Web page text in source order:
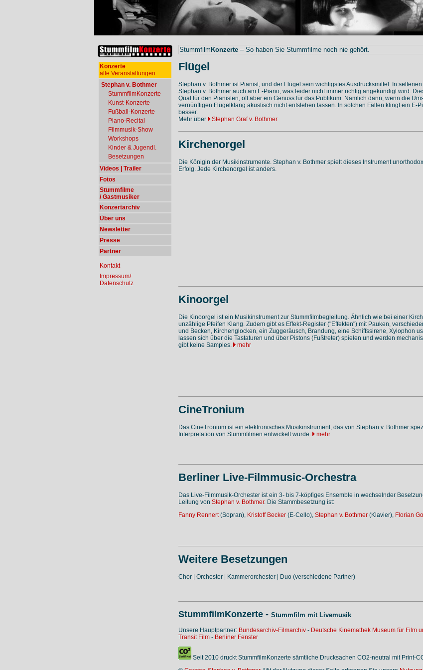
Konzerte
alle Veranstaltungen
Stephan v. Bothmer
StummfilmKonzerte
Kunst-Konzerte
Fußball-Konzerte
Piano-Recital
Filmmusik-Show
Workshops
Kinder & Jugendl.
Besetzungen
Videos | Trailer
Fotos
Stummfilme
/ Gastmusiker
Konzertarchiv
Über uns
Newsletter
Presse
Partner
Kontakt
Impressum/
Datenschutz
Stummfilm Konzerte – So haben Sie Stummfilme noch nie gehört.
Flügel
Stephan v. Bothmer ist Pianist, und der Flügel sein wichtigstes Ausdrucksmittel. In
Stephan v. Bothmer auch am E-Piano, was leider nicht immer richtig angekündigt wird.
Qual für den Pianisten, oft aber ein Genuss für das Publikum. Nämlich dann, wenn die
vernünftigen Flügelklang akustisch nicht entstehen lassen. In solchen Fällen klingt ein E-
besser.
Mehr über
Stephan Graf v. Bothmer
Kirchenorgel
Die Königin der Musikinstrumente. Stephan v. Bothmer spielt dieses Instrument
Erfolg. Jede Kirchenorgel ist anders.
Kinoorgel
Die Kinoorgel ist ein Musikinstrument zur Stummfilmbegleitung. Ähnlich wie bei einer
unzählige Pfeifen Klang. Zudem gibt es Effekt-Register ("Effekten") mit Pauken,
und Becken, Kirchenglocken, ein Zuggeräusch, Brandung, eine Schiffssirene, Xylophon
lassen sich über die Tastaturen und über Pistons (Fußtreter) spielen und werden
gibt keine Samples.
mehr
CineTronium
Das CineTronium ist ein elektronisches Musikinstrument, das von Stephan v. Bothmer
Interpretation von Stummfilmen entwickelt wurde.
mehr
Berliner Live-Filmmusic-Orchestra
Das Live-Filmmusik-Orchester ist ein 3- bis 7-köpfiges Ensemble in wechselnder
Leitung von Stephan v. Bothmer. Die Stammbesetzung ist:
Fanny Rennert(Sopran), Kristoff Becker (E-Cello), Stephan v. Bothmer (Klavier), Florian
Weitere Besetzungen
Chor | Orchester | Kammerorchester | Duo (verschiedene Partner)
StummfilmKonzerte - Stummfilm mit Livemusik
Unsere Hauptpartner: Bundesarchiv-Filmarchiv - Deutsche Kinemathek Museum für Film
Transit Film - Berliner Fenster
Seit 2010 druckt StummfilmKonzerte sämtliche Drucksachen CO2-neutral mit Print-